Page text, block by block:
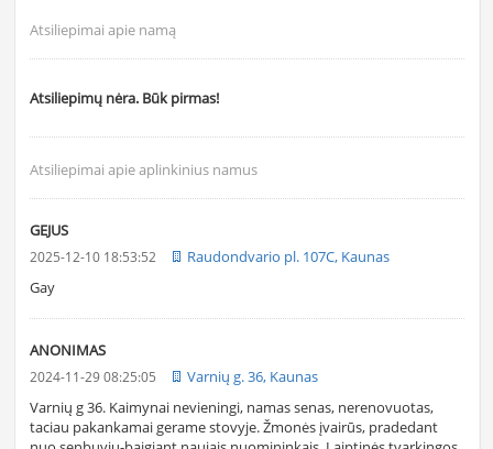
Atsiliepimai apie namą
Atsiliepimų nėra. Būk pirmas!
Atsiliepimai apie aplinkinius namus
GEJUS
2025-12-10 18:53:52
Raudondvario pl. 107C, Kaunas
Gay
ANONIMAS
2024-11-29 08:25:05
Varnių g. 36, Kaunas
Varnių g 36. Kaimynai nevieningi, namas senas, nerenovuotas,
taciau pakankamai gerame stovyje. Žmonės įvairūs, pradedant